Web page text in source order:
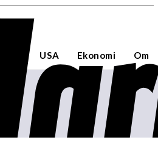
USA Ekonomi Om